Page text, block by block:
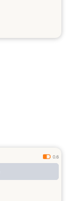
0.6